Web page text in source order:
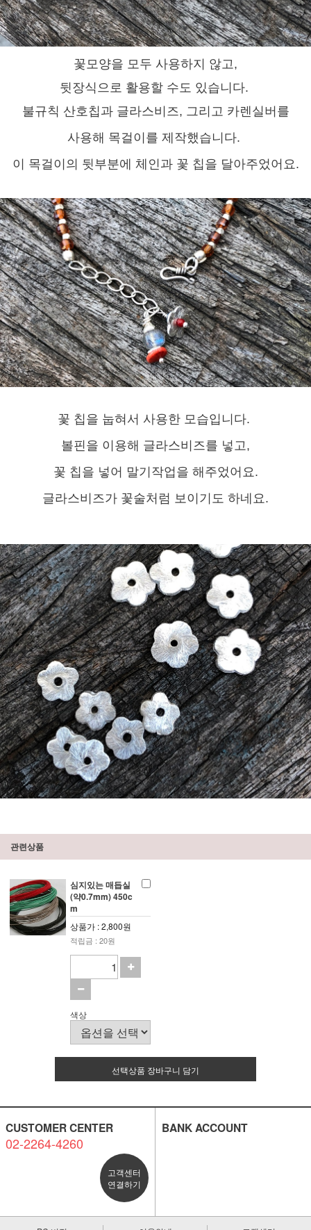
꽃모양을 모두 사용하지 않고,
뒷장식으로 활용할 수도 있습니다.
불규칙 산호칩과 글라스비즈, 그리고 카렌실버를
사용해 목걸이를 제작했습니다.
이 목걸이의 뒷부분에 체인과 꽃 칩을 달아주었어요.
꽃 칩을 눕혀서 사용한 모습입니다.
볼핀을 이용해 글라스비즈를 넣고,
꽃 칩을 넣어 말기작업을 해주었어요.
글라스비즈가 꽃술처럼 보이기도 하네요.
관련상품
심지있는 매듭실
(약0.7mm) 450c
m
상품가 : 2,800원
적립금 : 20원
색상
선택상품 장바구니 담기
CUSTOMER CENTER
02-2264-4260
고객센터
연결하기
BANK ACCOUNT